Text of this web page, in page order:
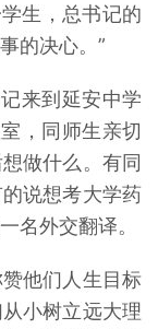
生，总书记的
的决心。”
来到延安中学
，同师生亲切
做什么。有同
说想考大学药
名外交翻译。
他们人生目标
小树立远大理